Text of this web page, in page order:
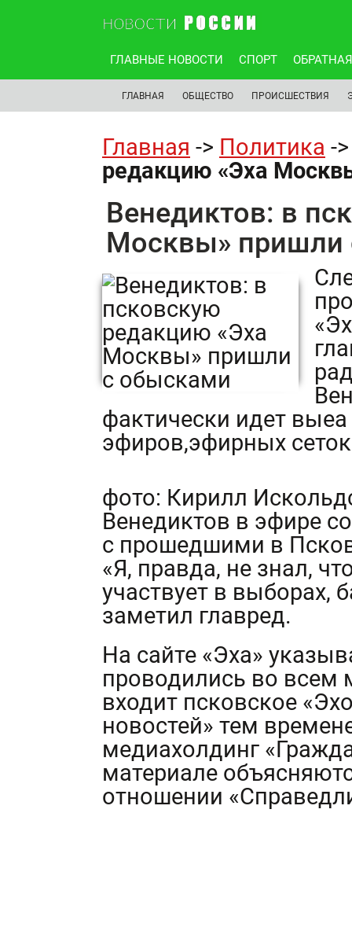
ГЛАВНЫЕ НОВОСТИ СПОРТ
ГЛАВНАЯ ОБЩЕСТВО ПРОИСШЕСТВИЯ
Главная -> Политика -
редакцию «Эха
Венедиктов: в
Москвы» пришли
фактически идет
эфиров,эфирных
фото: Кирилл
Венедиктов в эфире
с прошедшими в
«Я, правда, не знал,
участвует в выборах,
заметил главред.
На сайте «Эха»
проводились во всем
входит псковское
новостей» тем
медиахолдинг
материале
отношении